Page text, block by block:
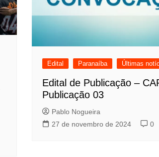
Edital Paranaíba Últimas
Edital de Publicação –
Publicação 03
Pablo Nogueira
27 de novembro de 2024
0